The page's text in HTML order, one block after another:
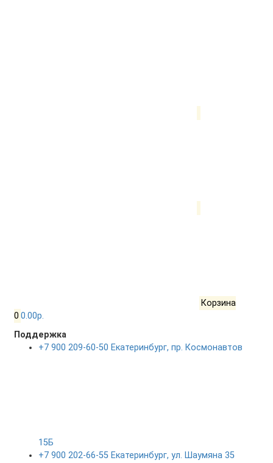
Корзина
0 0.00р.
Поддержка
+7 900 209-60-50 Екатеринбург, пр. Космонавтов
15Б
+7 900 202-66-55 Екатеринбург, ул. Шаумяна 35